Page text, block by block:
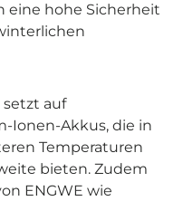
eine hohe Sicherheit
setzt auf
Ionen-Akkus, die in
Temperaturen
bieten. Zudem
ENGWE wie